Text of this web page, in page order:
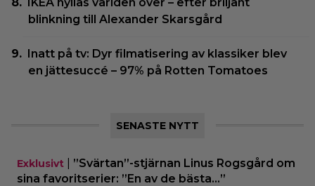
blinkning till Alexander Skarsgård
Inatt på tv: Dyr filmatisering av klassiker blev
en jättesuccé – 97% på Rotten Tomatoes
SENASTE NYTT
Exklusivt
”Svärtan”-stjärnan Linus Rogsgård om
sina favoritserier: ”En av de bästa…”